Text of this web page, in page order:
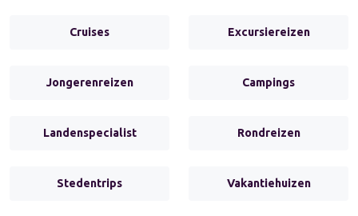
Cruises Excursiereizen
Jongerenreizen Campings
Landenspecialist Rondreizen
Stedentrips Vakantiehuizen